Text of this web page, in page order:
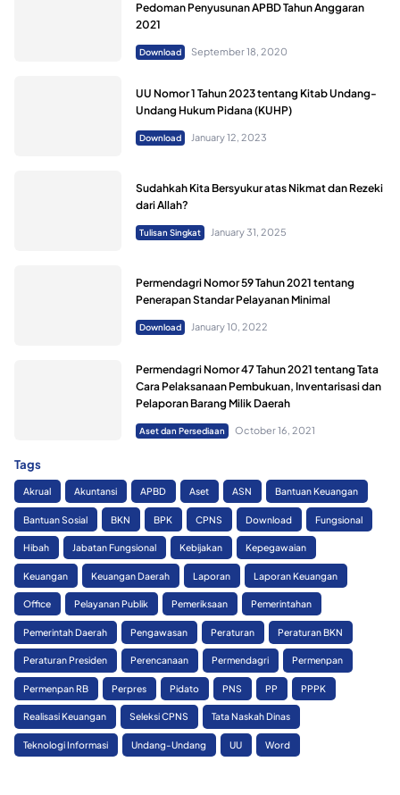
Pedoman Penyusunan APBD Tahun Anggaran
2021
Download September 18, 2020
UU Nomor 1 Tahun 2023 tentang Kitab Undang-
Undang Hukum Pidana (KUHP)
Download January 12, 2023
Sudahkah Kita Bersyukur atas Nikmat dan Rezeki
dari Allah?
Tulisan Singkat January 31, 2025
Permendagri Nomor 59 Tahun 2021 tentang
Penerapan Standar Pelayanan Minimal
Download January 10, 2022
Permendagri Nomor 47 Tahun 2021 tentang Tata
Cara Pelaksanaan Pembukuan, Inventarisasi dan
Pelaporan Barang Milik Daerah
Aset dan Persediaan October 16, 2021
Tags
Akrual Akuntansi APBD Aset ASN Bantuan Keuangan
Bantuan Sosial BKN BPK CPNS Download Fungsional
Hibah Jabatan Fungsional Kebijakan Kepegawaian
Keuangan Keuangan Daerah Laporan Laporan Keuangan
Office Pelayanan Publik Pemeriksaan Pemerintahan
Pemerintah Daerah Pengawasan Peraturan Peraturan BKN
Peraturan Presiden Perencanaan Permendagri Permenpan
Permenpan RB Perpres Pidato PNS PP PPPK
Realisasi Keuangan Seleksi CPNS Tata Naskah Dinas
Teknologi Informasi Undang-Undang UU Word